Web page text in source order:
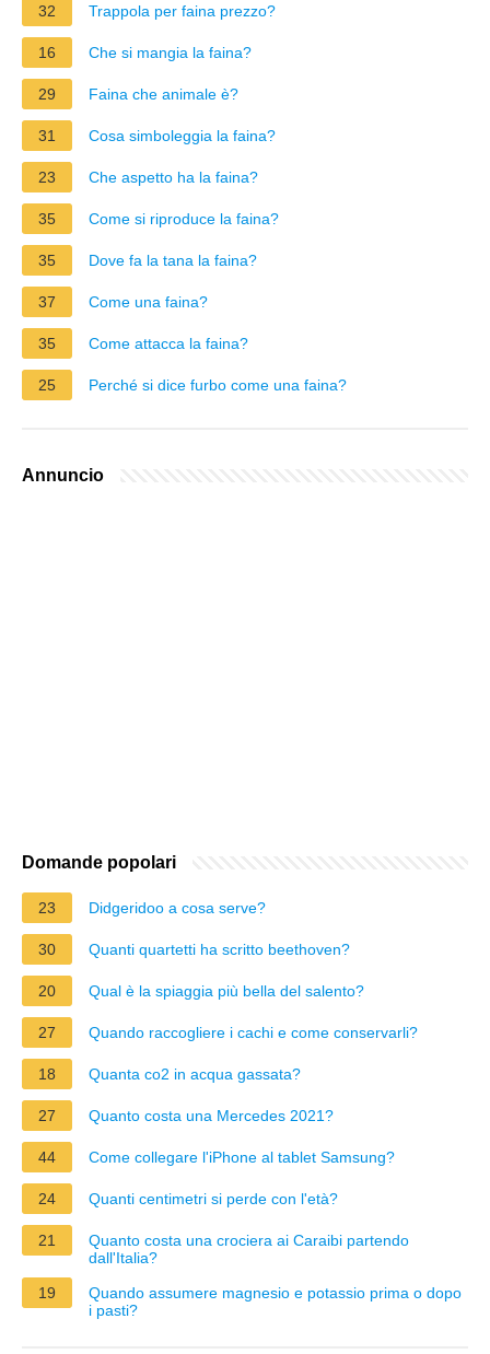
32 Trappola per faina prezzo?
16 Che si mangia la faina?
29 Faina che animale è?
31 Cosa simboleggia la faina?
23 Che aspetto ha la faina?
35 Come si riproduce la faina?
35 Dove fa la tana la faina?
37 Come una faina?
35 Come attacca la faina?
25 Perché si dice furbo come una faina?
Annuncio
Domande popolari
23 Didgeridoo a cosa serve?
30 Quanti quartetti ha scritto beethoven?
20 Qual è la spiaggia più bella del salento?
27 Quando raccogliere i cachi e come conservarli?
18 Quanta co2 in acqua gassata?
27 Quanto costa una Mercedes 2021?
44 Come collegare l'iPhone al tablet Samsung?
24 Quanti centimetri si perde con l'età?
21
Quanto costa una crociera ai Caraibi partendo
dall'Italia?
19
Quando assumere magnesio e potassio prima o dopo
i pasti?